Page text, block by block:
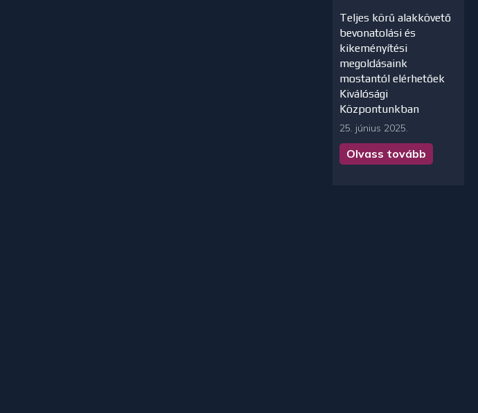
Teljes körű alakkövető
bevonatolási és
kikeményítési
megoldásaink
mostantól elérhetőek
Kiválósági
Központunkban
25. június 2025.
Olvass tovább